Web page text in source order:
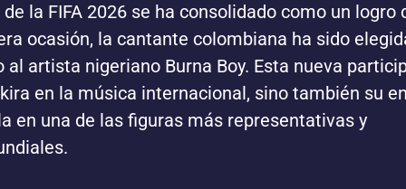
la FIFA 2026 se ha consolidado como un logro
ocasión, la cantante colombiana ha sido
artista nigeriano Burna Boy. Esta nueva
en la música internacional, sino también su
en una de las figuras más representativas y